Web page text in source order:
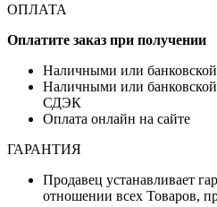
ОПЛАТА
Оплатите заказ при получении
Наличными или банковской
Наличными или
СДЭК
Оплата онлайн на сайте
ГАРАНТИЯ
Продавец устанавливает
отношении всех Товаров,